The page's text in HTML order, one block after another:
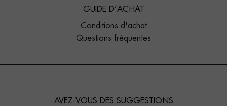
GUIDE D’ACHAT
Conditions d'achat
Questions fréquentes
AVEZ-VOUS DES SUGGESTIONS